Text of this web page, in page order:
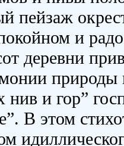
пейзаж
и
деревни
природы
и гор”
В этом